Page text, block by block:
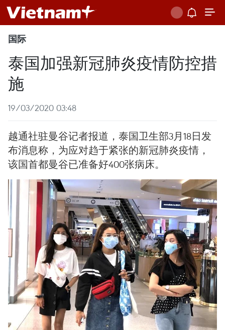
国际
泰国加强新冠肺炎疫情防控措
施
19/03/2020 03:48
越通社驻曼谷记者报道，泰国卫生部3月18日发
布消息称，为应对趋于紧张的新冠肺炎疫情，
该国首都曼谷已准备好400张病床。